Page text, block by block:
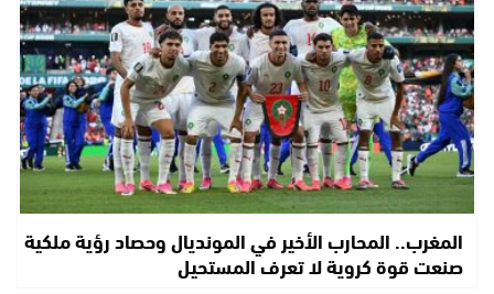
المغرب.. المحارب الأخير في المونديال وحصاد رؤية ملكية
صنعت قوة كروية لا تعرف المستحيل